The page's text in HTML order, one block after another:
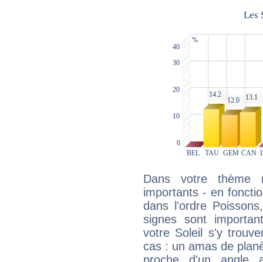
Dans votre thème
importants - en
dans l'ordre
signes sont
votre Soleil s'y
cas : un amas de